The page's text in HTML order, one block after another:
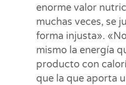
enorme valor
muchas veces, se
forma injusta».
mismo la energía
producto con
que la que aporta